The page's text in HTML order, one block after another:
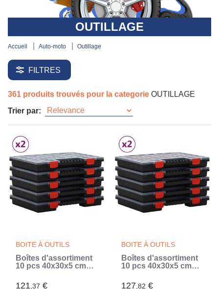
OUTILLAGE
accueil auto-moto outillage
FILTRES
361 produits trouvés pour la categorie OUTILLAGE
Trier par:
BOITE À OUTILS
Boîtes d'assortiment
10 pcs 40x30x5 cm
121,37 €
BOITE À OUTILS
Boîtes d'assortiment
10 pcs 40x30x5 cm
127,82 €